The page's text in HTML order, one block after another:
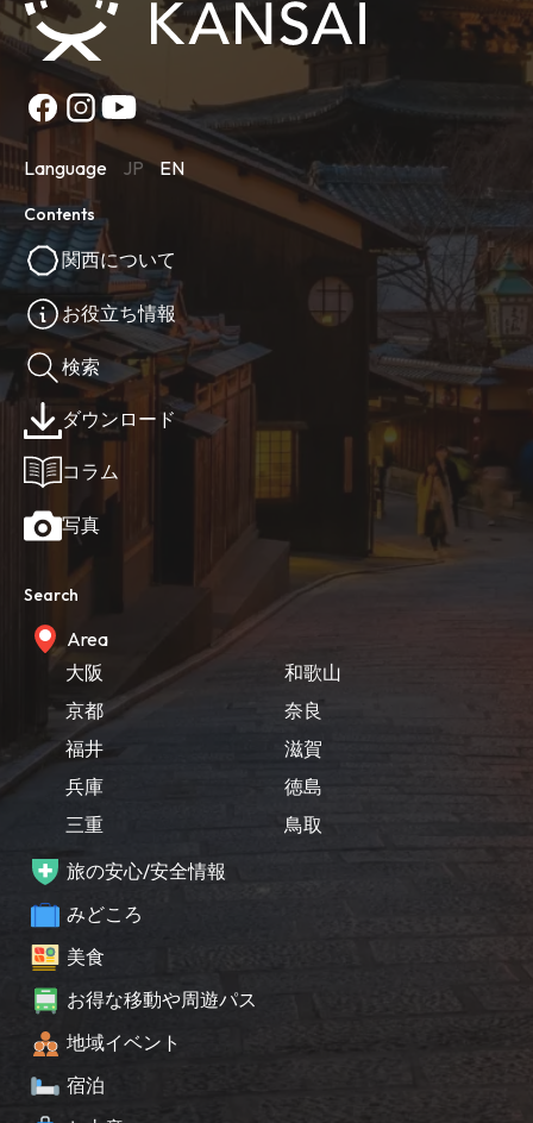
Language JP EN
Contents
関西について
お役立ち情報
検索
ダウンロード
コラム
写真
Search
Area
大阪
京都
福井
兵庫
三重
和歌山
奈良
滋賀
徳島
鳥取
旅の安心/安全情報
みどころ
美食
お得な移動や周遊パス
地域イベント
宿泊